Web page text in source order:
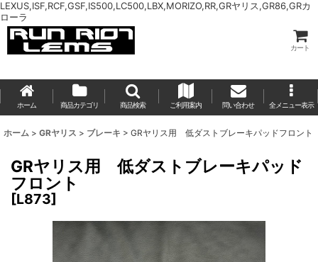
LEXUS,ISF,RCF,GSF,IS500,LC500,LBX,MORIZO,RR,GRヤリス,GR86,GRカ
ローラ
カート
ホーム 商品カテゴリ 商品検索 ご利用案内 問い合わせ 全メニュー表示
ホーム > GRヤリス > ブレーキ > GRヤリス用 低ダストブレーキパッドフロント
GRヤリス用 低ダストブレーキパッド
フロント
[L873]